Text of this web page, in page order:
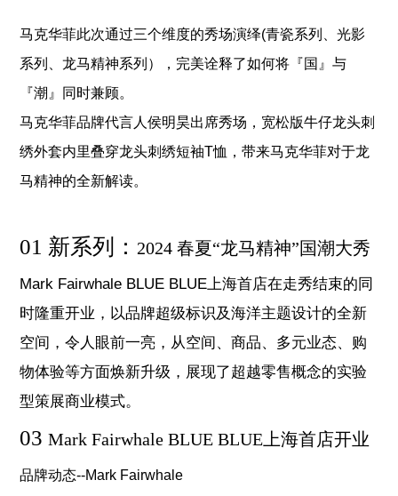
马克华菲此次通过三个维度的秀场演绎(青瓷系列、光影
系列、龙马精神系列），完美诠释了如何将『国』与
『潮』同时兼顾。
马克华菲品牌代言人侯明昊出席秀场，宽松版牛仔龙头刺
绣外套内里叠穿龙头刺绣短袖T恤，带来马克华菲对于龙
马精神的全新解读。
01 新系列： 2024 春夏“龙马精神”国潮大秀
Mark Fairwhale BLUE BLUE上海首店在走秀结束的同
时隆重开业，以品牌超级标识及海洋主题设计的全新
空间，令人眼前一亮，从空间、商品、多元业态、购
物体验等方面焕新升级，展现了超越零售概念的实验
型策展商业模式。
03Mark Fairwhale BLUE BLUE上海首店开业
品牌动态--Mark Fairwhale